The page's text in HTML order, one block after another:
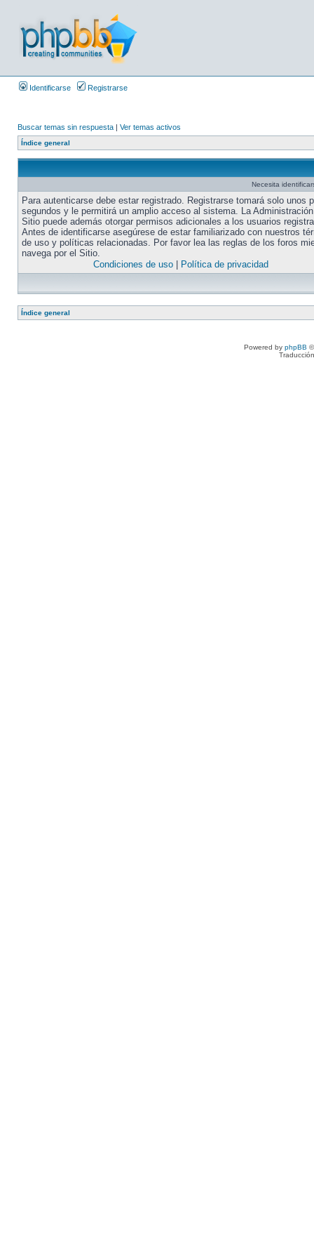
Identificarse Registrarse
Buscar temas sin respuesta | Ver temas activos
Índice general
Necesita
Para autenticarse debe estar registrado. Registrarse tomará solo unos
segundos y le permitirá un amplio acceso al sistema. La
Sitio puede además otorgar permisos adicionales a los usuarios
Antes de identificarse asegúrese de estar familiarizado con nuestros
de uso y políticas relacionadas. Por favor lea las reglas de los foros
navega por el Sitio.
Condiciones de uso| Política de privacidad
Índice general
Powered by phpBB